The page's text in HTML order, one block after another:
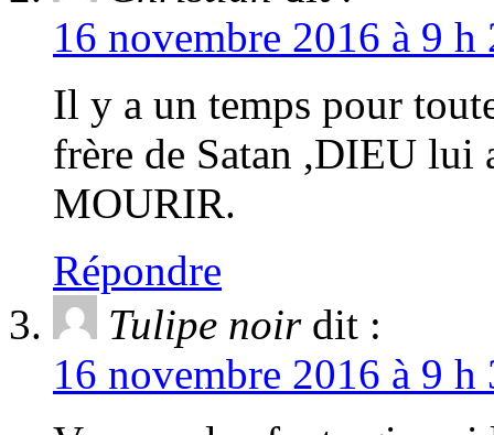
16 novembre 2016 à 9
Il y a un temps pour
frère de Satan ,DIEU lui
MOURIR.
Répondre
Tulipe noir dit :
16 novembre 2016 à 9